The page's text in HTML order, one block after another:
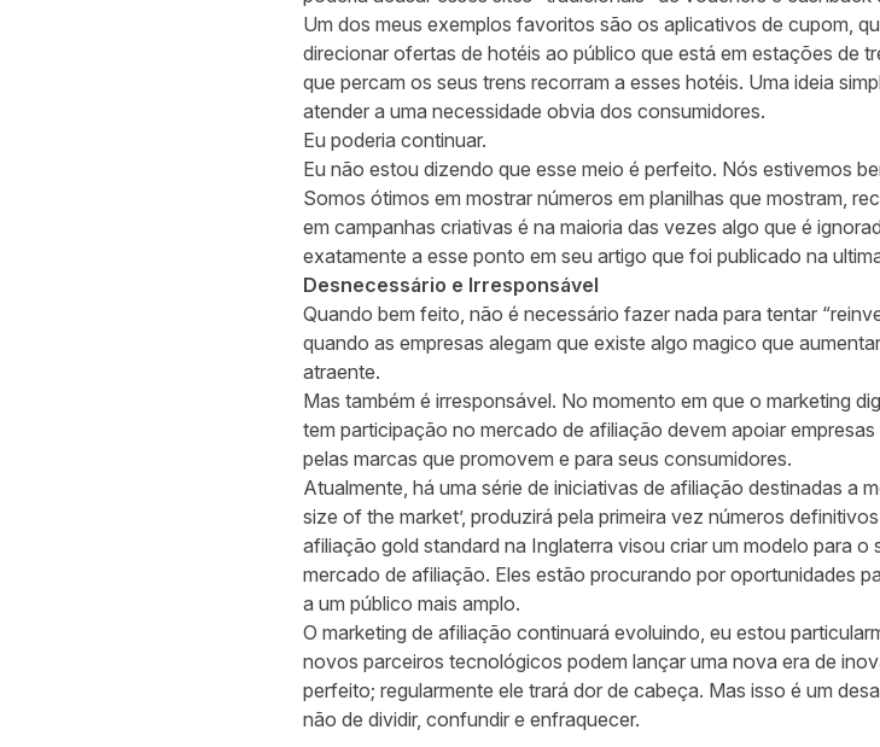
Um dos meus exemplos favoritos são os aplicativos de cupom,
direcionar ofertas de hotéis ao público que está em estações de
que percam os seus trens recorram a esses hotéis. Uma ideia
atender a uma necessidade obvia dos consumidores.
Eu poderia continuar.
Eu não estou dizendo que esse meio é perfeito. Nós estivemos
Somos ótimos em mostrar números em planilhas que mostram,
em campanhas criativas é na maioria das vezes algo que é
exatamente a esse ponto em seu artigo que foi publicado na
Desnecessário e Irresponsável
Quando bem feito, não é necessário fazer nada para tentar
quando as empresas alegam que existe algo magico que
atraente.
Mas também é irresponsável. No momento em que o marketing
tem participação no mercado de afiliação devem apoiar
pelas marcas que promovem e para seus consumidores.
Atualmente, há uma série de iniciativas de afiliação destinadas a
size of the market’, produzirá pela primeira vez números
afiliação gold standard na Inglaterra visou criar um modelo para
mercado de afiliação. Eles estão procurando por oportunidades
a um público mais amplo.
O marketing de afiliação continuará evoluindo, eu estou
novos parceiros tecnológicos podem lançar uma nova era de
perfeito; regularmente ele trará dor de cabeça. Mas isso é um
não de dividir, confundir e enfraquecer.